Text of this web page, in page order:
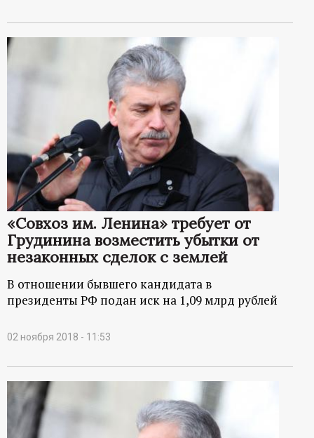
«Совхоз им. Ленина» требует от
Грудинина возместить убытки от
незаконных сделок с землей
В отношении бывшего кандидата в
президенты РФ подан иск на 1,09 млрд рублей
02 ноября 2018 - 11:53